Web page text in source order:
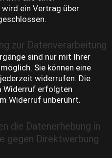
ein Vertrag über
zur Datenverarbeitung
sind nur mit Ihrer
Sie können eine
widerrufen. Die
Widerruf erfolgten
Widerruf unberührt.
die Datenerhebung in
gegen Direktwerbung